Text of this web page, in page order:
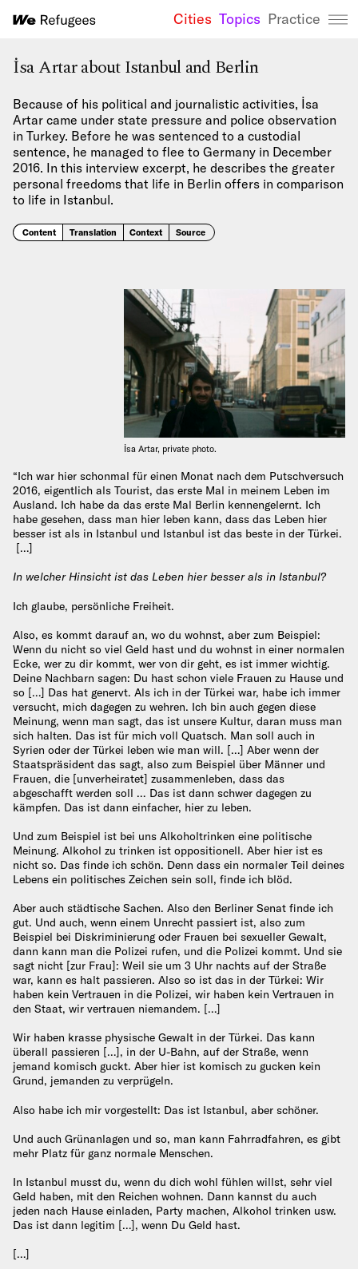
We
Cities Topics Practice
İsa Artar about Istanbul and Berlin
Because of his political and journalistic activities, İsa
Artar came under state pressure and police observation
in Turkey. Before he was sentenced to a custodial
sentence, he managed to flee to Germany in December
2016. In this interview excerpt, he describes the greater
personal freedoms that life in Berlin offers in comparison
to life in Istanbul.
Content Translation Context Source
İsa Artar, private photo.
“Ich war hier schonmal für einen Monat nach dem Putschversuch
2016, eigentlich als Tourist, das erste Mal in meinem Leben im
Ausland. Ich habe da das erste Mal Berlin kennengelernt. Ich
habe gesehen, dass man hier leben kann, dass das Leben hier
besser ist als in Istanbul und Istanbul ist das beste in der Türkei.
[…]
In welcher Hinsicht ist das Leben hier besser als in Istanbul?
Ich glaube, persönliche Freiheit.
Also, es kommt darauf an, wo du wohnst, aber zum Beispiel:
Wenn du nicht so viel Geld hast und du wohnst in einer normalen
Ecke, wer zu dir kommt, wer von dir geht, es ist immer wichtig.
Deine Nachbarn sagen: Du hast schon viele Frauen zu Hause und
so […] Das hat genervt. Als ich in der Türkei war, habe ich immer
versucht, mich dagegen zu wehren. Ich bin auch gegen diese
Meinung, wenn man sagt, das ist unsere Kultur, daran muss man
sich halten. Das ist für mich voll Quatsch. Man soll auch in
Syrien oder der Türkei leben wie man will. […] Aber wenn der
Staatspräsident das sagt, also zum Beispiel über Männer und
Frauen, die [unverheiratet] zusammenleben, dass das
abgeschafft werden soll … Das ist dann schwer dagegen zu
kämpfen. Das ist dann einfacher, hier zu leben.
Und zum Beispiel ist bei uns Alkoholtrinken eine politische
Meinung. Alkohol zu trinken ist oppositionell. Aber hier ist es
nicht so. Das finde ich schön. Denn dass ein normaler Teil deines
Lebens ein politisches Zeichen sein soll, finde ich blöd.
Aber auch städtische Sachen. Also den Berliner Senat finde ich
gut. Und auch, wenn einem Unrecht passiert ist, also zum
Beispiel bei Diskriminierung oder Frauen bei sexueller Gewalt,
dann kann man die Polizei rufen, und die Polizei kommt. Und sie
sagt nicht [zur Frau]: Weil sie um 3 Uhr nachts auf der Straße
war, kann es halt passieren. Also so ist das in der Türkei: Wir
haben kein Vertrauen in die Polizei, wir haben kein Vertrauen in
den Staat, wir vertrauen niemandem. […]
Wir haben krasse physische Gewalt in der Türkei. Das kann
überall passieren […], in der U-Bahn, auf der Straße, wenn
jemand komisch guckt. Aber hier ist komisch zu gucken kein
Grund, jemanden zu verprügeln.
Also habe ich mir vorgestellt: Das ist Istanbul, aber schöner.
Und auch Grünanlagen und so, man kann Fahrradfahren, es gibt
mehr Platz für ganz normale Menschen.
In Istanbul musst du, wenn du dich wohl fühlen willst, sehr viel
Geld haben, mit den Reichen wohnen. Dann kannst du auch
jeden nach Hause einladen, Party machen, Alkohol trinken usw.
Das ist dann legitim […], wenn Du Geld hast.
[…]